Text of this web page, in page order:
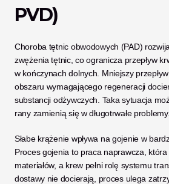
PVD)
Choroba tętnic obwodowych (PAD)
zwężenia tętnic, co ogranicza przepływ
w kończynach dolnych. Mniejszy
obszaru wymagającego regeneracji
substancji odżywczych. Taka sytuacja
rany zamienią się w długotrwałe problemy.
Słabe krążenie wpływa na gojenie w
Proces gojenia to praca naprawcza,
materiałów, a krew pełni rolę systemu
dostawy nie docierają, proces ulega